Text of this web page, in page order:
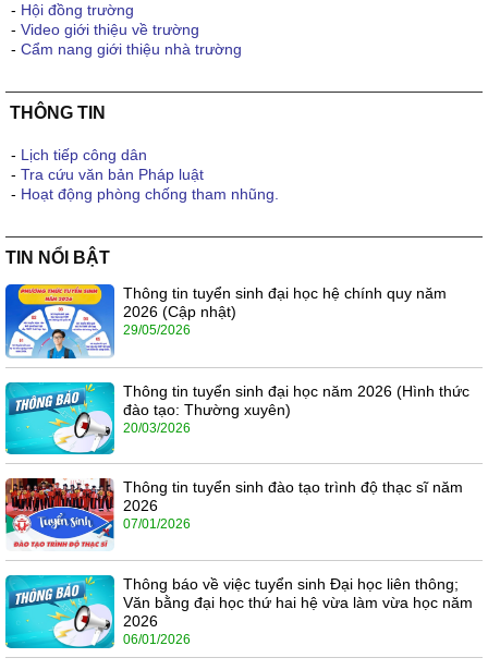
- Hội đồng trường
- Video giới thiệu về trường
- Cẩm nang giới thiệu nhà trường
THÔNG TIN
- Lịch tiếp công dân
- Tra cứu văn bản Pháp luật
- Hoạt động phòng chống tham nhũng.
TIN NỔI BẬT
Thông tin tuyển sinh đại học hệ chính quy năm
2026 (Cập nhật)
29/05/2026
Thông tin tuyển sinh đại học năm 2026 (Hình thức
đào tạo: Thường xuyên)
20/03/2026
Thông tin tuyển sinh đào tạo trình độ thạc sĩ năm
2026
07/01/2026
Thông báo về việc tuyển sinh Đại học liên thông;
Văn bằng đại học thứ hai hệ vừa làm vừa học năm
2026
06/01/2026